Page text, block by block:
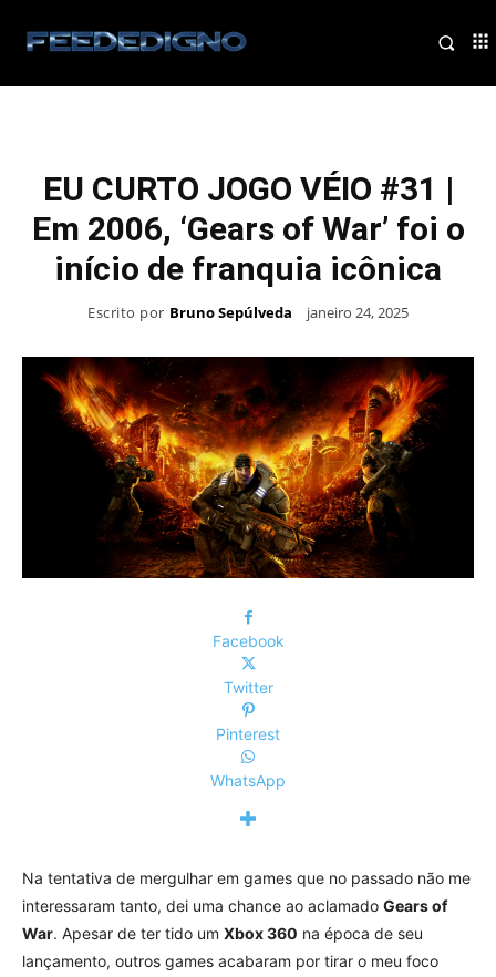
EU CURTO JOGO VÉIO #31 |
Em 2006, ‘Gears of War’ foi o
início de franquia icônica
Escrito por Bruno Sepúlveda janeiro 24, 2025
Facebook
Twitter
Pinterest
WhatsApp
Na tentativa de mergulhar em games que no passado não me
interessaram tanto, dei uma chance ao aclamado Gears of
War. Apesar de ter tido um Xbox 360 na época de seu
lançamento, outros games acabaram por tirar o meu foco